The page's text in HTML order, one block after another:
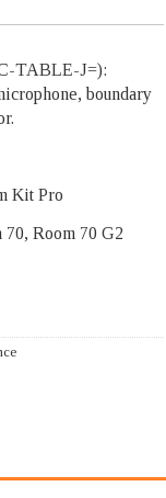
TABLE-J=):
boundary
Kit Pro
Room 70 G2